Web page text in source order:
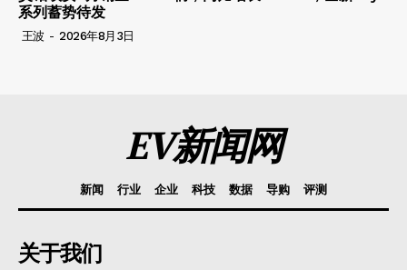
系列蓄势待发
王波 - 2026年8月3日
EV新闻网
新闻 行业 企业 科技 数据 导购 评测
关于我们